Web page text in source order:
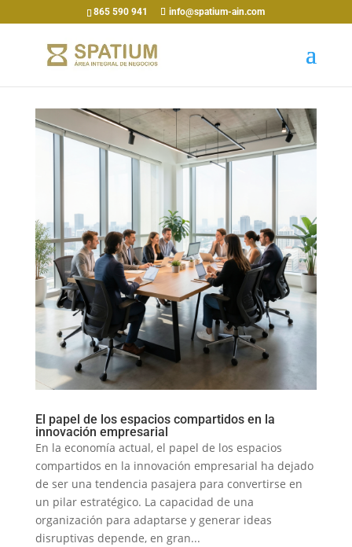
865 590 941 info@spatium-ain.com
El papel de los espacios compartidos en la
innovación empresarial
En la economía actual, el papel de los espacios
compartidos en la innovación empresarial ha dejado
de ser una tendencia pasajera para convertirse en
un pilar estratégico. La capacidad de una
organización para adaptarse y generar ideas
disruptivas depende, en gran...